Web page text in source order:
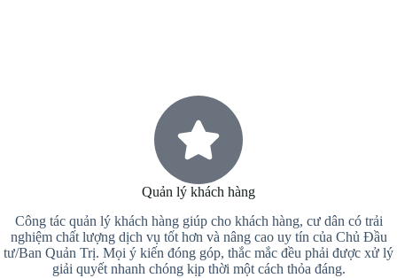
Quản lý khách hàng
Công tác quản lý khách hàng giúp cho khách hàng, cư dân có trải
nghiệm chất lượng dịch vụ tốt hơn và nâng cao uy tín của Chủ Đầu
tư/Ban Quản Trị. Mọi ý kiến đóng góp, thắc mắc đều phải được xử lý
giải quyết nhanh chóng kịp thời một cách thỏa đáng.